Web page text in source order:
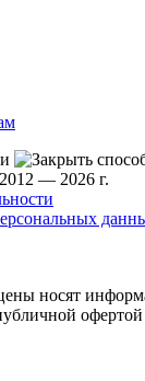
— 2026 г.
носят